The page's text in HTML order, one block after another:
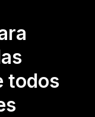
todos